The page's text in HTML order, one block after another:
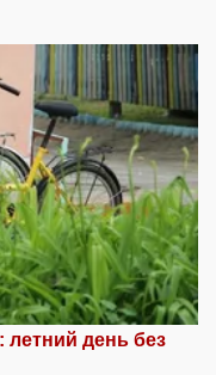
летний день без